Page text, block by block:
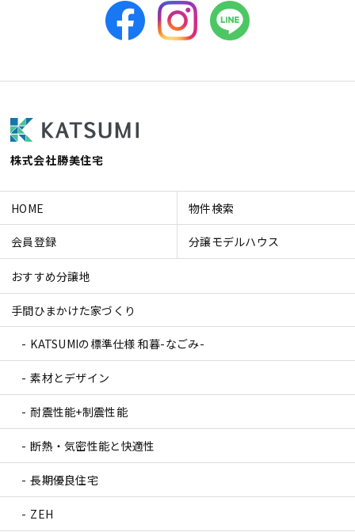
株式会社勝美住宅
HOME 物件検索
会員登録 分譲モデルハウス
おすすめ分譲地
手間ひまかけた家づくり
KATSUMIの標準仕様 和暮-なごみ-
素材とデザイン
耐震性能+制震性能
断熱・気密性能と快適性
長期優良住宅
ZEH